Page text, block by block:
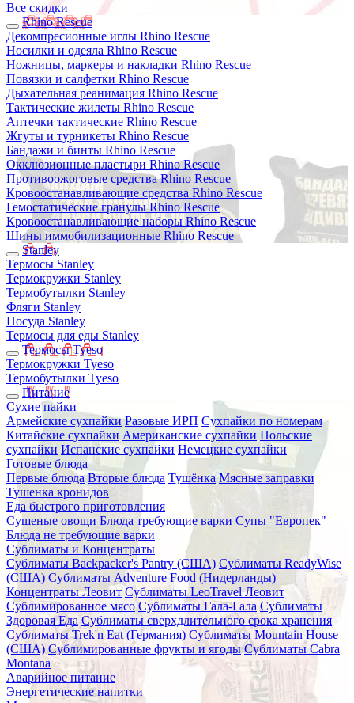
Все скидки
Rhino Rescue
Декомпресионные иглы Rhino Rescue
Носилки и одеяла Rhino Rescue
Ножницы, маркеры и накладки Rhino Rescue
Повязки и салфетки Rhino Rescue
Дыхательная реанимация Rhino Rescue
Тактические жилеты Rhino Rescue
Аптечки тактические Rhino Rescue
Жгуты и турникеты Rhino Rescue
Бандажи и бинты Rhino Rescue
Окклюзионные пластыри Rhino Rescue
Противоожоговые средства Rhino Rescue
Кровоостанавливающие средства Rhino Rescue
Гемостатические гранулы Rhino Rescue
Кровоостанавливающие наборы Rhino Rescue
Шины иммобилизационные Rhino Rescue
Stanley
Термосы Stanley
Термокружки Stanley
Термобутылки Stanley
Фляги Stanley
Посуда Stanley
Термосы для еды Stanley
Термосы Tyeso
Термокружки Tyeso
Термобутылки Tyeso
Питание
Сухие пайки
Армейские сухпайки Разовые ИРП Сухпайки по номерам
Китайские сухпайки Американские сухпайки Польские
сухпайки Испанские сухпайки Немецкие сухпайки
Готовые блюда
Первые блюда Вторые блюда Тушёнка Мясные заправки
Тушенка кронидов
Еда быстрого приготовления
Сушеные овощи Блюда требующие варки Супы "Европек"
Блюда не требующие варки
Сублиматы и Концентраты
Сублиматы Backpacker's Pantry (США) Сублиматы ReadyWise
(США) Сублиматы Adventure Food (Нидерланды)
Концентраты Леовит Сублиматы LeoTravel Леовит
Сублимированное мясо Сублиматы Гала-Гала Сублиматы
Здоровая Еда Сублиматы сверхдлительного срока хранения
Сублиматы Trek'n Eat (Германия) Сублиматы Mountain House
(США) Сублимированные фрукты и ягоды Сублиматы Cabra
Montana
Аварийное питание
Энергетические напитки